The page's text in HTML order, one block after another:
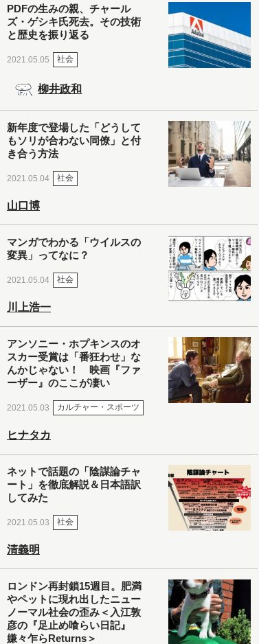
PDFの生みの親、チャール
ズ・ゲシキ氏死去。その技術
と歴史を振り返る
2021.05.05 社会
柳井政和
新年度で登場した「どうして
もソリが合わない同僚」と付
き合う方法
2021.05.04 社会
山口博
マンガでわかる「ウイルスの
変異」ってなに？
2021.05.04 社会
川上浩一
アンソニー・ホプキンスのオ
スカー受賞は「番狂わせ」な
んかじゃない！ 映画『ファ
ーザー』のここが凄い
2021.05.03 カルチャー・スポーツ
ヒナタカ
ネットで話題の「陰謀論チャ
ート」を徹底解説＆日本語訳
してみた
2021.05.03 社会
清義明
ロンドン再封鎖15週目。肥満
やペットに現れ出したニュー
ノーマル社会の歪み＜入江敦
彦の『足止め喰らい日記』
嫌々乍らReturns＞